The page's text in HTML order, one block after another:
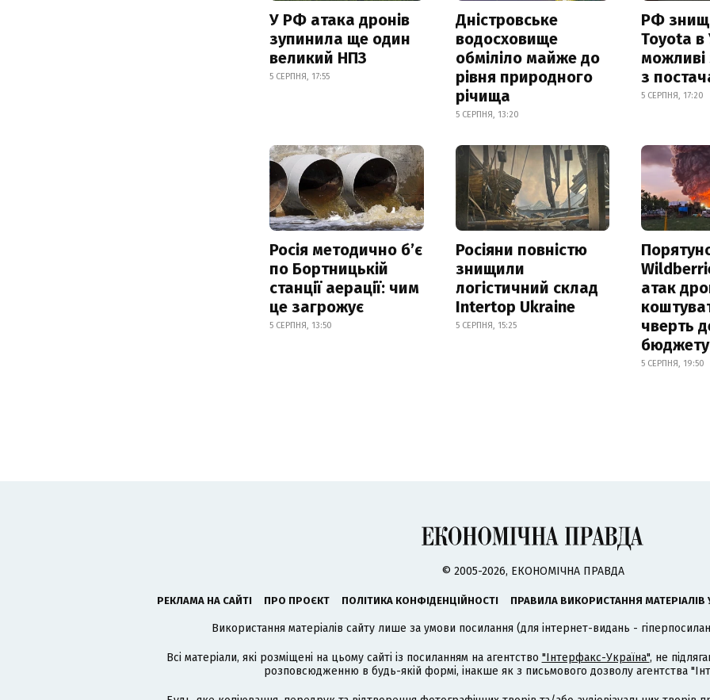
У РФ атака дронів
зупинила ще один
великий НПЗ
5 СЕРПНЯ, 17:55
Дністровське
водосховище
обміліло майже до
рівня природного
річища
5 СЕРПНЯ, 13:20
РФ
Toyota в
з
5 СЕРПНЯ, 17:20
Росія методично б’є
по Бортницькій
станції аерації: чим
це загрожує
5 СЕРПНЯ, 13:50
Росіяни повністю
знищили
логістичний склад
Intertop Ukraine
5 СЕРПНЯ, 15:25
атак
чверть
5 СЕРПНЯ, 19:50
© 2005-2026, ЕКОНОМІЧНА ПРАВДА
РЕКЛАМА НА САЙТІ ПРО ПРОЄКТ ПОЛІТИКА КОНФІДЕНЦІЙНОСТІ ПРАВИЛА ВИКОРИСТАННЯ МАТЕРІАЛІВ
Використання матеріалів сайту лише за умови посилання (для інтернет-видань -
Всі матеріали, які розміщені на цьому сайті із посиланням на агентство "Інтерфакс-Україна", не
розповсюдженню в будь-якій формі, інакше як з письмового дозволу агентства